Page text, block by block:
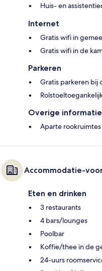
Huis- en
Internet
Gratis wifi in
Gratis wifi in de
Parkeren
Gratis parkeren bij
Overige informatie
Aparte rookruimtes
Accommodatie-
Eten en drinken
3 restaurants
4 bars/lounges
Poolbar
Koffie/thee in de
24-uurs